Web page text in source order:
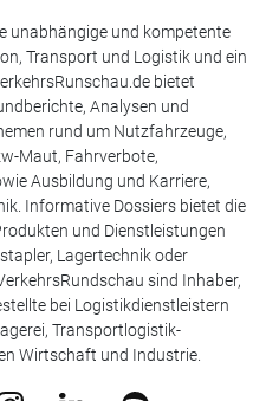
unabhängige und kompetente
Transport und Logistik und ein
bietet
Analysen und
rund um Nutzfahrzeuge,
Maut, Fahrverbote,
Ausbildung und Karriere,
Informative Dossiers bietet die
und Dienstleistungen
Lagertechnik oder
sind Inhaber,
bei Logistikdienstleistern
Transportlogistik-
Wirtschaft und Industrie.